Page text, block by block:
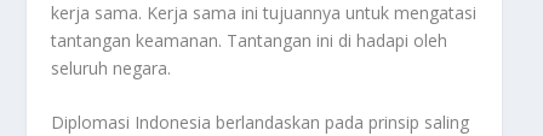
kerja sama. Kerja sama ini tujuannya untuk mengatasi
tantangan keamanan. Tantangan ini di hadapi oleh
seluruh negara.
Diplomasi Indonesia berlandaskan pada prinsip saling